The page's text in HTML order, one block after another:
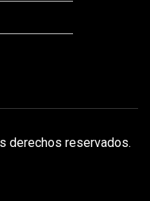
derechos reservados.